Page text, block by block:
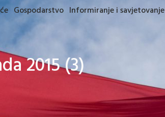
Gospodarstvo Informiranje i savjetovanje
2015 (3)